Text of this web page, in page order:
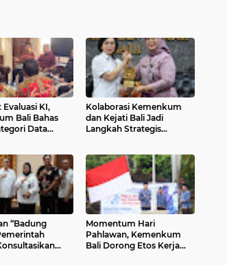
Evaluasi KI,
Bali Bahas
Data
Kolaborasi Kemenkum
dan Kejati Bali Jadi
Langkah Strategis
“Badung
Momentum Hari
Pahlawan, Kemenkum
Bali Dorong Etos Kerja